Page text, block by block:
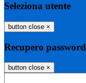
Seleziona utente
button close ×
Recupero password
button close ×